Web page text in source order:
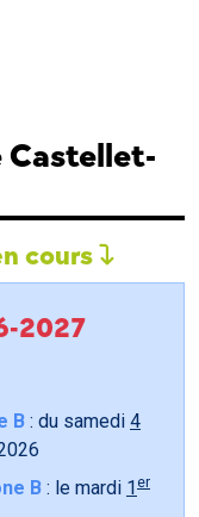
Castellet-
cours
2027
B : du samedi 4
B : le mardi 1 er